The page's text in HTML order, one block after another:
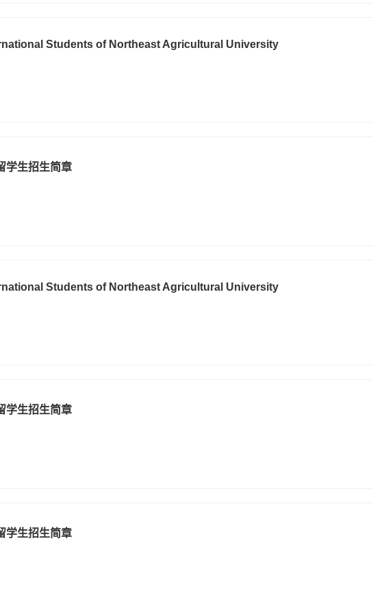
Students of Northeast Agricultural University
学生招生简章
Students of Northeast Agricultural University
学生招生简章
学生招生简章